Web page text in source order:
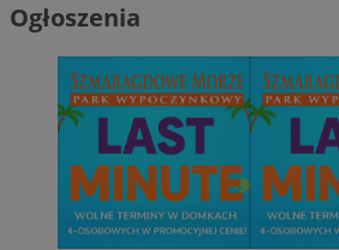
Ogłoszenia